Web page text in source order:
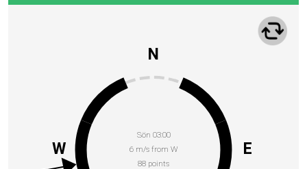
Sön 03:00
6 m/s from W
88 points
N
E
W